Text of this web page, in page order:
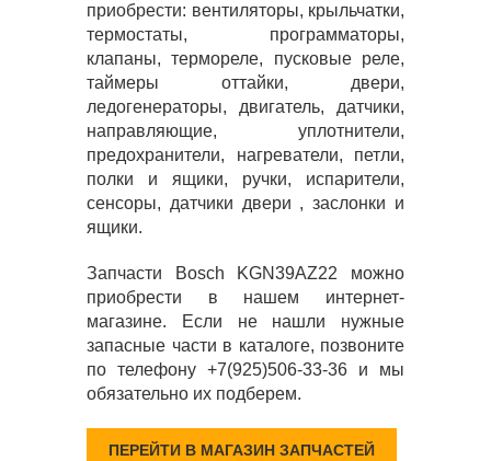
приобрести: вентиляторы, крыльчатки,
термостаты, программаторы,
клапаны, термореле, пусковые реле,
таймеры оттайки, двери,
ледогенераторы, двигатель, датчики,
направляющие, уплотнители,
предохранители, нагреватели, петли,
полки и ящики, ручки, испарители,
сенсоры, датчики двери , заслонки и
ящики.
Запчасти Bosch KGN39AZ22 можно
приобрести в нашем интернет-
магазине. Если не нашли нужные
запасные части в каталоге, позвоните
по телефону +7(925)506-33-36 и мы
обязательно их подберем.
ПЕРЕЙТИ В МАГАЗИН ЗАПЧАСТЕЙ